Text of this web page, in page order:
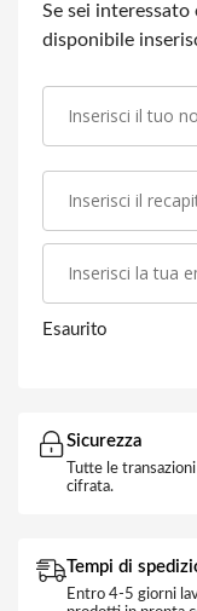
Se sei
disponibile
Esaurito
Sicurezza
Tutte le
cifrata.
Tempi di
Entro 4-5 giorni